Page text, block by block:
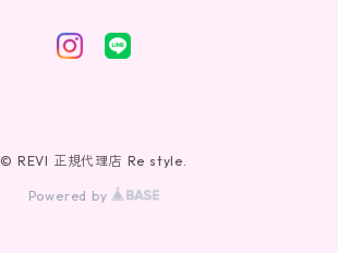
© REVI 正規代理店 Re style.
Powered by